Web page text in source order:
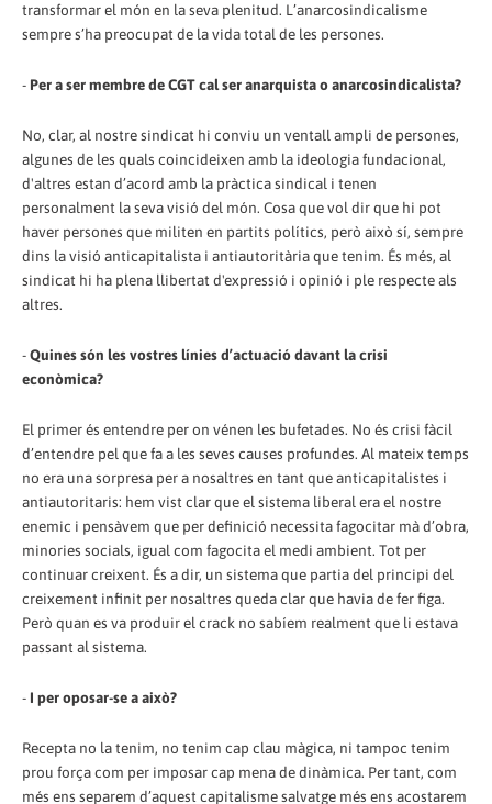
transformar el món en la seva plenitud. L’anarcosindicalisme
sempre s’ha preocupat de la vida total de les persones.
- Per a ser membre de CGT cal ser anarquista o anarcosindicalista?
No, clar, al nostre sindicat hi conviu un ventall ampli de persones,
algunes de les quals coincideixen amb la ideologia fundacional,
d'altres estan d’acord amb la pràctica sindical i tenen
personalment la seva visió del món. Cosa que vol dir que hi pot
haver persones que militen en partits polítics, però això sí, sempre
dins la visió anticapitalista i antiautoritària que tenim. És més, al
sindicat hi ha plena llibertat d'expressió i opinió i ple respecte als
altres.
-Quines són les vostres línies d’actuació davant la crisi
econòmica?
El primer és entendre per on vénen les bufetades. No és crisi fàcil
d’entendre pel que fa a les seves causes profundes. Al mateix temps
no era una sorpresa per a nosaltres en tant que anticapitalistes i
antiautoritaris: hem vist clar que el sistema liberal era el nostre
enemic i pensàvem que per definició necessita fagocitar mà d’obra,
minories socials, igual com fagocita el medi ambient. Tot per
continuar creixent. És a dir, un sistema que partia del principi del
creixement infinit per nosaltres queda clar que havia de fer figa.
Però quan es va produir el crack no sabíem realment que li estava
passant al sistema.
- I per oposar-se a això?
Recepta no la tenim, no tenim cap clau màgica, ni tampoc tenim
prou força com per imposar cap mena de dinàmica. Per tant, com
més ens separem d’aquest capitalisme salvatge més ens acostarem